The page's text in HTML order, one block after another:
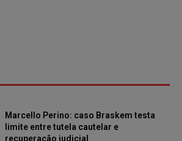
Marcello Perino: caso Braskem testa
limite entre tutela cautelar e
recuperação judicial